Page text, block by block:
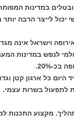
במדינות
יכול לייצר הרבה
וישראל אינה
20%.
היום כל ארגון קטן
לתפעול בשרות עצמי.
מקצוע התכנות